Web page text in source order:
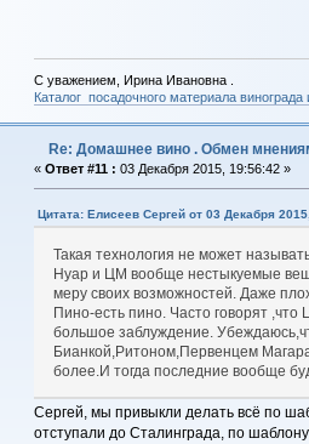
С уважением, Ирина Ивановна .
Каталог посадочного материала
Re: Домашнее вино . Обмен
« Ответ #11 : 03 Декабря 2015, 19:56:42 »
Цитата: Елисеев Сергей от 03 Декабря
Такая технология не может
Нуар и ЦМ вообще нестыкуемые
меру своих возможностей. Даже
Пино-есть пино. Часто говорят
большое заблуждение.
Бианкой,Ритоном,Первенцем
более.И тогда последние вообще
Сергей, мы привыкли делать всё по
отступали до Сталинграда, по